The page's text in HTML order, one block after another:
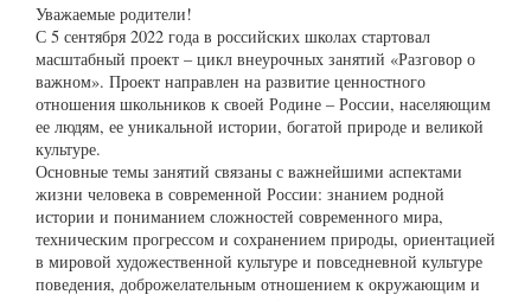
Уважаемые родители!
С 5 сентября 2022 года в российских школах стартовал
масштабный проект – цикл внеурочных занятий «Разговор о
важном». Проект направлен на развитие ценностного
отношения школьников к своей Родине – России, населяющим
ее людям, ее уникальной истории, богатой природе и великой
культуре.
Основные темы занятий связаны с важнейшими аспектами
жизни человека в современной России: знанием родной
истории и пониманием сложностей современного мира,
техническим прогрессом и сохранением природы, ориентацией
в мировой художественной культуре и повседневной культуре
поведения, доброжелательным отношением к окружающим и